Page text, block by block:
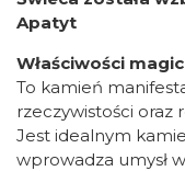
Apatyt
Właściwości
To kamień
rzeczywistości oraz
Jest idealnym
wprowadza umysł